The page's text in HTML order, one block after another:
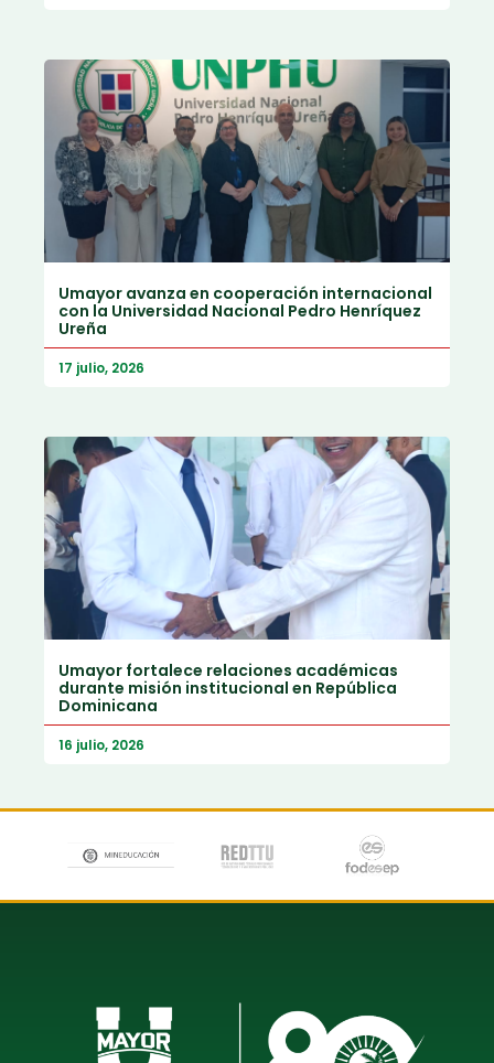
Umayor avanza en cooperación internacional
con la Universidad Nacional Pedro Henríquez
Ureña
17 julio, 2026
Umayor fortalece relaciones académicas
durante misión institucional en República
Dominicana
16 julio, 2026